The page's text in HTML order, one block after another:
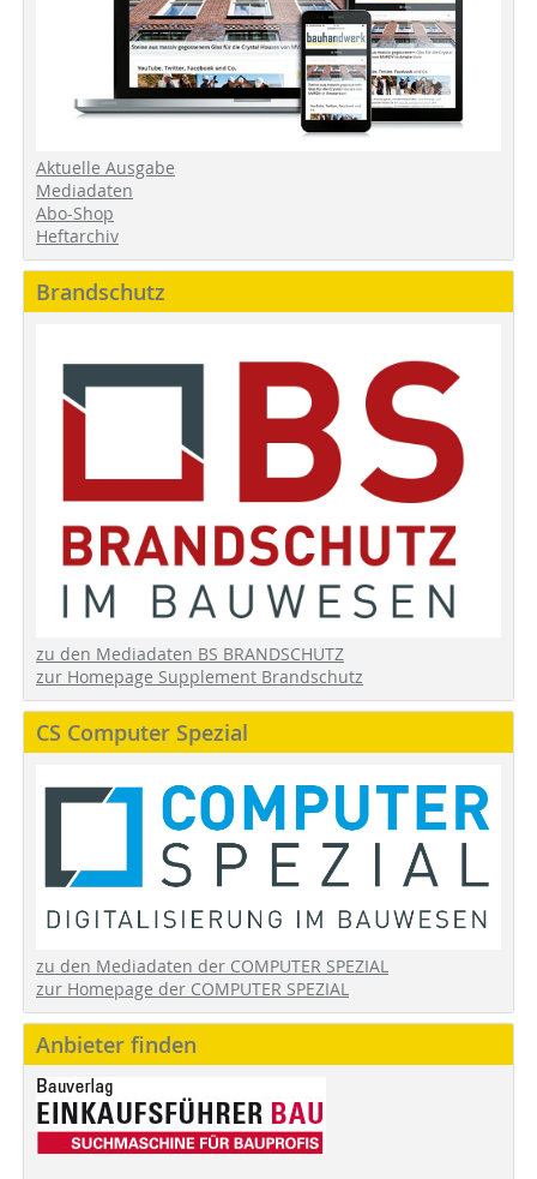
Aktuelle Ausgabe
Mediadaten
Abo-Shop
Heftarchiv
Brandschutz
zu den Mediadaten BS BRANDSCHUTZ
zur Homepage Supplement Brandschutz
CS Computer Spezial
zu den Mediadaten der COMPUTER SPEZIAL
zur Homepage der COMPUTER SPEZIAL
Anbieter finden